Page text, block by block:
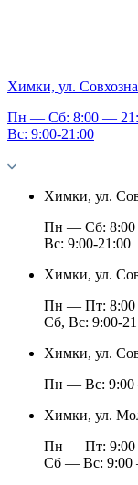
Химки, ул.
Пн — Сб: 8:00 —
Вс: 9:00-21:00
Химки, ул.
Пн — Сб: 8:00
Вс: 9:00-21:00
Химки, ул.
Пн — Пт: 8:00
Сб, Вс: 9:00-
Химки, ул.
Пн — Вс: 9:00
Химки, ул.
Пн — Пт: 9:00
Cб — Вс: 9:00